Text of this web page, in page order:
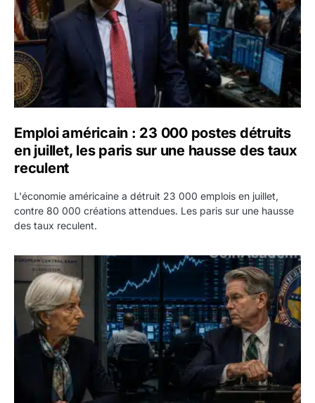
Emploi américain : 23 000 postes détruits
en juillet, les paris sur une hausse des taux
reculent
L'économie américaine a détruit 23 000 emplois en juillet,
contre 80 000 créations attendues. Les paris sur une hausse
des taux reculent.
Yen : Washington a vendu des euros sans prévenir la